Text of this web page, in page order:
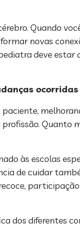
Quando
novas
deve estar
Quanto
às escolas
de cuidar
dos diferentes